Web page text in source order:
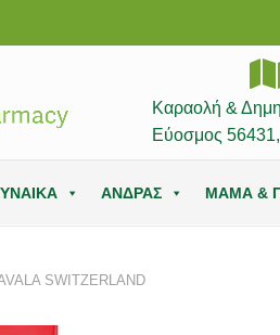
Καραολή &
Εύοσμος
ΑΝΔΡΑΣ ΜΑΜΑ &
SWITZERLAND